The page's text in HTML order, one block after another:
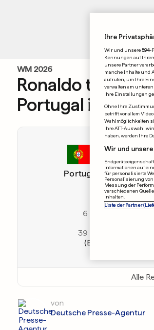
WM 2026
Ronaldo trotzt
Portugal in die
Portugal
6
39
(ET
Alle
von
Deutsche Presse-Agentur
Ihre
Wir und unsere594-
Kennungen auf
unsere Partner
manche Inhalte und
aufrufen, um Ihre
verwalten am
Ihre Einstellungen
Ohne Ihre
betrifft vor allem
Wahlmöglichkeiten
Ihre ATT-Auswahl
haben, werden Ihre
Wir und
Informationen auf
für personalisierte
Personalisierung
Messung der
verschiedenen
Inhalten.
Liste der Partner